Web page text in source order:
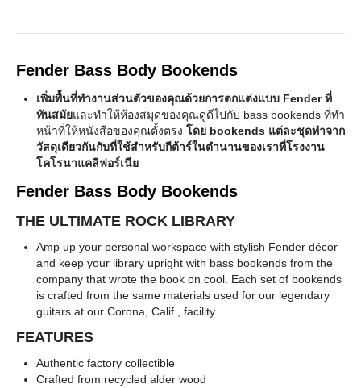
Fender Bass Body Bookends
เพิ่มพื้นที่ทำงานส่วนตัวของคุณด้วยการตกแต่งแบบ Fender ที่
ทันสมัยและทำให้ห้องสมุดของคุณดูดีไปกับ bass bookends ที่ทำ
หน้าที่ให้หนังสือของคุณตั้งตรง โดย bookends แต่ละชุดทำจาก
วัสดุเดียวกันกับที่ใช้สำหรับกีต้าร์ในตำนานของเราที่โรงงาน
โคโรนาแคลิฟอร์เนีย
Fender Bass Body Bookends
THE ULTIMATE ROCK LIBRARY
Amp up your personal workspace with stylish Fender décor
and keep your library upright with bass bookends from the
company that wrote the book on cool. Each set of bookends
is crafted from the same materials used for our legendary
guitars at our Corona, Calif., facility.
FEATURES
Authentic factory collectible
Crafted from recycled alder wood